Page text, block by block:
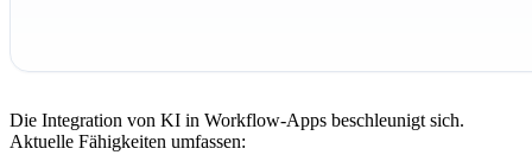
Die Integration von KI in Workflow-Apps beschleunigt sich.
Aktuelle Fähigkeiten umfassen: